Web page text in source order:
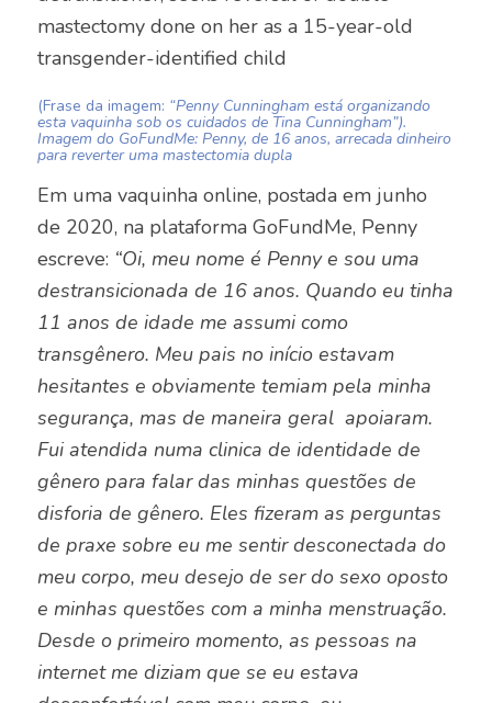
(Frase da imagem: “Penny Cunningham está organizando
esta vaquinha sob os cuidados de Tina Cunningham”).
Imagem do GoFundMe: Penny, de 16 anos, arrecada dinheiro
para reverter uma mastectomia dupla
Em uma vaquinha online, postada em junho
de 2020, na plataforma GoFundMe, Penny
escreve: “Oi, meu nome é Penny e sou uma
destransicionada de 16 anos. Quando eu tinha
11 anos de idade me assumi como
transgênero. Meu pais no início estavam
hesitantes e obviamente temiam pela minha
segurança, mas de maneira geral apoiaram.
Fui atendida numa clinica de identidade de
gênero para falar das minhas questões de
disforia de gênero. Eles fizeram as perguntas
de praxe sobre eu me sentir desconectada do
meu corpo, meu desejo de ser do sexo oposto
e minhas questões com a minha menstruação.
Desde o primeiro momento, as pessoas na
internet me diziam que se eu estava